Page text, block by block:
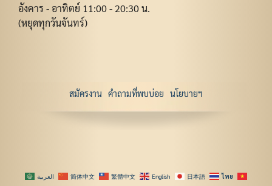
อังคาร - อาทิตย์ 11:00 - 20:30 น.
(หยุดทุกวันจันทร์)
สมัครงาน คำถามที่พบบ่อย นโยบายฯ
العربية 简体中文 繁體中文 English 日本語 ไทย